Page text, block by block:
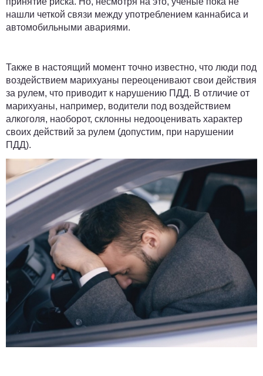
нашли четкой связи между употреблением каннабиса и
автомобильными авариями.
Также в настоящий момент точно известно, что люди под
воздействием марихуаны переоценивают свои действия
за рулем, что приводит к нарушению ПДД. В отличие от
марихуаны, например, водители под воздействием
алкоголя, наоборот, склонны недооценивать характер
своих действий за рулем (допустим, при нарушении
ПДД).